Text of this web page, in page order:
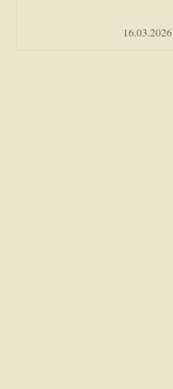
16.03.2026